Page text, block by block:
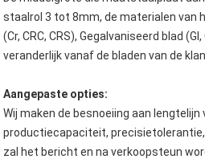
staalrol 3 tot 8mm, de materialen van
(Cr, CRC, CRS), Gegalvaniseerd blad
veranderlijk vanaf de bladen van de
Aangepaste opties:
Wij maken de besnoeiing aan
productiecapaciteit, precisietolerantie,
zal het bericht en na verkoopsteun